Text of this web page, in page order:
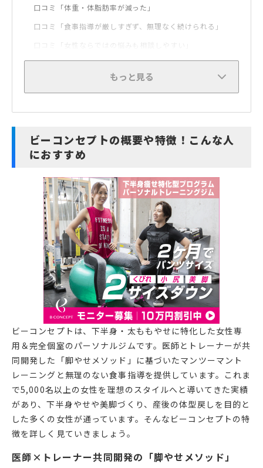
口コミ「体重・体脂肪率が減った」
口コミ「食事指導が厳しすぎず、無理なく続けられる」
口コミ「女性ならではの悩みも相談しやすい」
もっと見る
ビーコンセプトの概要や特徴！こんな人
におすすめ
ビーコンセプトは、下半身・太ももやせに特化した女性専
用＆完全個室のパーソナルジムです。医師とトレーナーが共
同開発した「脚やせメソッド」に基づいたマンツーマント
レーニングと無理のない食事指導を提供しています。これま
で5,000名以上の女性を理想のスタイルへと導いてきた実績
があり、下半身やせや美脚づくり、産後の体型戻しを目的と
した多くの女性が通っています。そんなビーコンセプトの特
徴を詳しく見ていきましょう。
医師×トレーナー共同開発の「脚やせメソッド」